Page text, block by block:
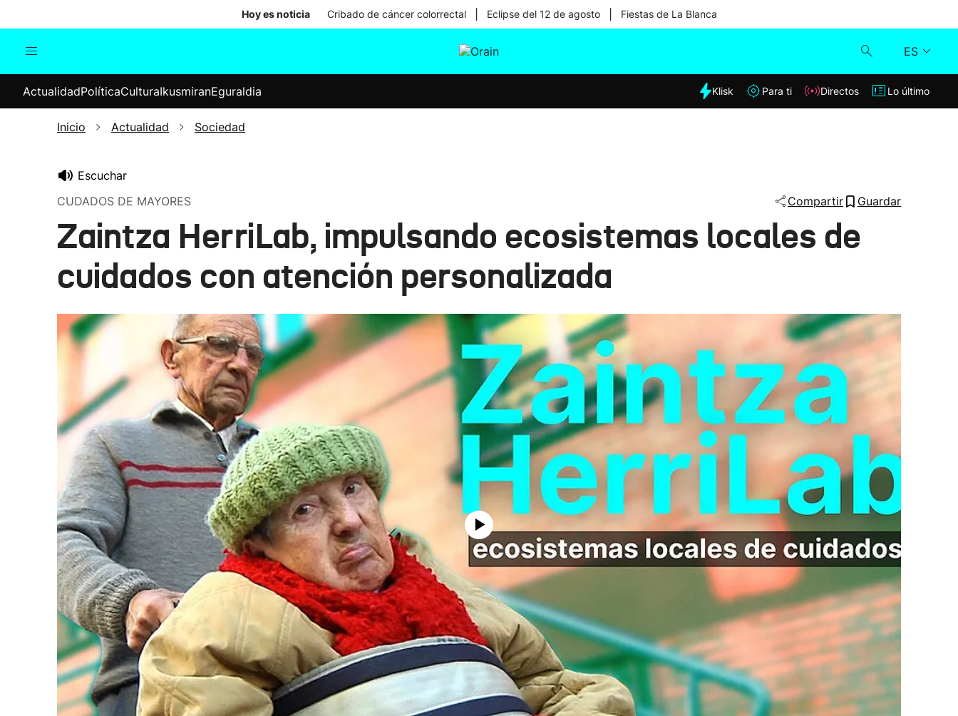
Hoy es noticia Cribado de cáncer colorrectal Eclipse del 12 de agosto Fiestas de La Blanca
ES
Internacional
Elecciones
Klisk
ActualidadPolíticaCulturaIkusmiranEguraldia Klisk Para ti Directos Lo último
Inicio Actualidad Sociedad
Escuchar
CUDADOS DE MAYORES
Compartir Guardar
Zaintza HerriLab, impulsando ecosistemas locales de
cuidados con atención personalizada